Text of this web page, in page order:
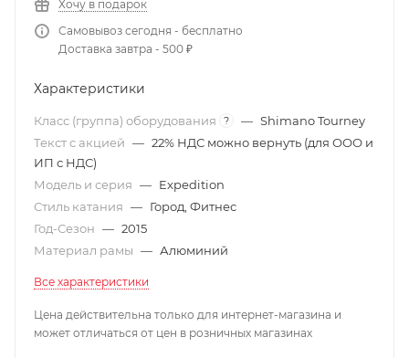
Хочу в подарок
Самовывоз сегодня - бесплатно
Доставка завтра - 500 ₽
Характеристики
Класс (группа) оборудования ? — Shimano Tourney
Текст с акцией — 22% НДС можно вернуть (для ООО и
ИП с НДС)
Модель и серия — Expedition
Стиль катания — Город, Фитнес
Год-Сезон — 2015
Материал рамы — Алюминий
Все характеристики
Цена действительна только для интернет-магазина и
может отличаться от цен в розничных магазинах